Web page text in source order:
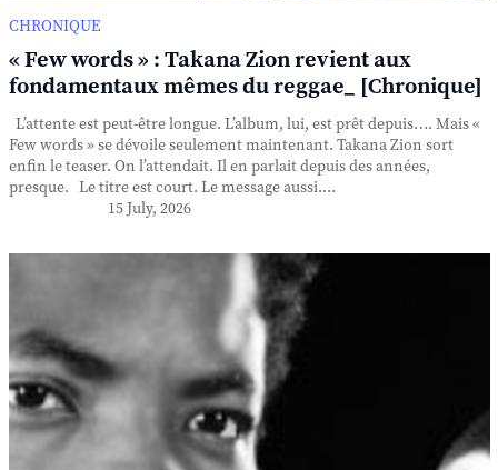
CHRONIQUE
« Few words » : Takana Zion revient aux
fondamentaux mêmes du reggae_ [Chronique]
L’attente est peut-être longue. L’album, lui, est prêt depuis…. Mais «
Few words » se dévoile seulement maintenant. Takana Zion sort
enfin le teaser. On l’attendait. Il en parlait depuis des années,
presque. Le titre est court. Le message aussi....
15 July, 2026